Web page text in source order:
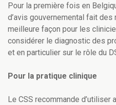
Pour la première fois en
d’avis gouvernemental fait
meilleure façon pour les
considérer le diagnostic des
et en particulier sur le rôle du
Pour la pratique clinique
Le CSS recommande d’utiliser